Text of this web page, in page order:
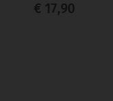
€ 17,90